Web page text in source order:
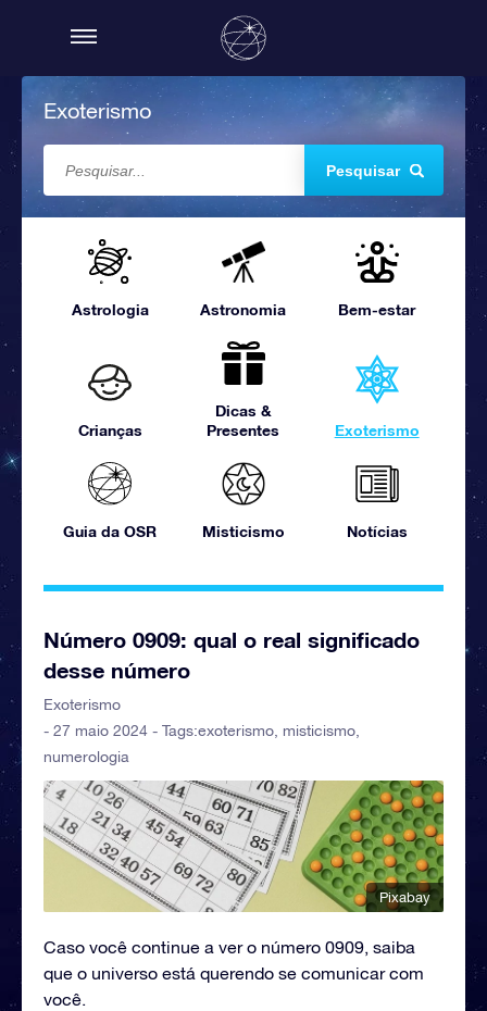
Exoterismo
Pesquisar
Astrologia Astronomia Bem-estar
Crianças
Dicas &
Presentes
Exoterismo
Guia da OSR Misticismo Notícias
Número 0909: qual o real significado
desse número
Exoterismo
- 27 maio 2024 - Tags:exoterismo misticismo
numerologia
Pixabay
Caso você continue a ver o número 0909, saiba
que o universo está querendo se comunicar com
você.